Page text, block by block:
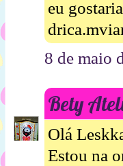
eu
8 de maio
Bety
Olá
Estou na